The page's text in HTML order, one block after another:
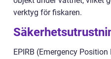
verktyg för fiskaren.
EPIRB (Emergency